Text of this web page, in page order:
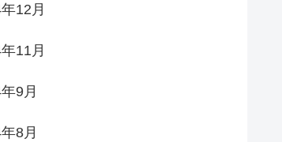
12月
11月
9月
8月